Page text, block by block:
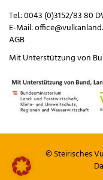
Tel.:0043 (0)3152/83 80
E-Mail:
AGB
Mit Unterstützung von
© Steirisches